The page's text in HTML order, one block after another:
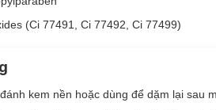
mịn dễ dàng tán đều trên da mà không
trên da, duy trì lớp nền mịn màng và
(Ci 77491, Ci 77492, Ci 77499)
kem nền hoặc dùng để dặm lại sau